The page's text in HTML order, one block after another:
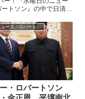
ートソン』の中で日清食
なおみさんがホワイト
的に描かれた問題につ
背景などを徹底的に解
した。（モーリー）
水曜日のニュース・ロバートソン
・ロバートソン